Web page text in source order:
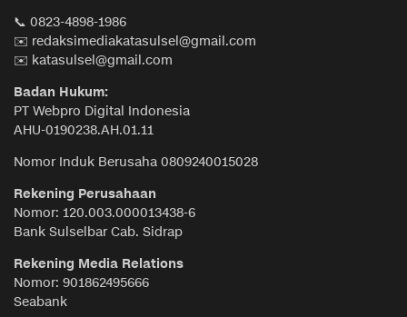
📞 0823-4898-1986
✉️ redaksimediakatasulsel@gmail.com
✉️ katasulsel@gmail.com
Badan Hukum:
PT Webpro Digital Indonesia
AHU-0190238.AH.01.11
Nomor Induk Berusaha 0809240015028
Rekening Perusahaan
Nomor: 120.003.000013438-6
Bank Sulselbar Cab. Sidrap
Rekening Media Relations
Nomor: 901862495666
Seabank